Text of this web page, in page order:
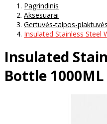
Pagrindinis
Aksesuarai
Gertuvės-talpos-plaktuvės
Insulated Stainless Steel
Insulated
Bottle 1000ML